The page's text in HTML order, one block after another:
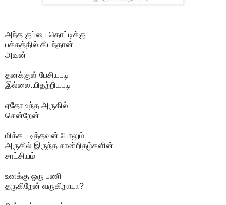
அந்த குப்பை தொட்டிக்கு
பக்கத்தில் கிடந்தான்
அவன்
தனக்குள் பேசியபடி
இல்லை..பிதற்றியபடி
ஏதோ உந்த அருகில்
சென்றேன்
மிக்க படித்தவன் போலும்
அருகில் இருந்த சான்றிதழ்களின்
சாட்சியம்
உனக்கு ஒரு பணி
தருகிறேன் வருகிறாயா?